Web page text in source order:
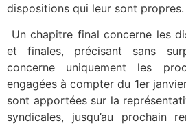
dispositions qui leur sont propres.
Un chapitre final concerne les
et finales, précisant sans
concerne uniquement les
engagées à compter du 1er
sont apportées sur la
syndicales, jusqu’au prochain